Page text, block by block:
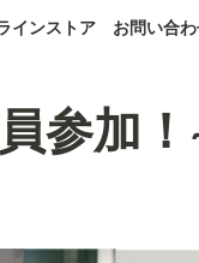
インストア お問い合
参加